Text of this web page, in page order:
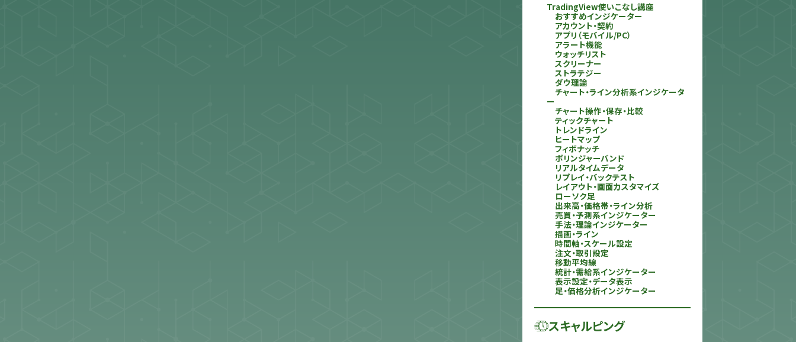
TradingView使いこなし講座
おすすめインジケーター
アカウント・契約
アプリ（モバイル/PC）
アラート機能
ウォッチリスト
スクリーナー
ストラテジー
ダウ理論
チャート・ライン分析系インジケータ
ー
チャート操作・保存・比較
ティックチャート
トレンドライン
ヒートマップ
フィボナッチ
ボリンジャーバンド
リアルタイムデータ
リプレイ・バックテスト
レイアウト・画面カスタマイズ
ローソク足
出来高・価格帯・ライン分析
売買・予測系インジケーター
手法・理論インジケーター
描画・ライン
時間軸・スケール設定
注文・取引設定
移動平均線
統計・需給系インジケーター
表示設定・データ表示
足・価格分析インジケーター
スキャルピング